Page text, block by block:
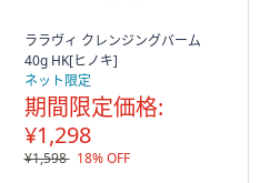
ララヴィ クレンジングバーム
40g HK[ヒノキ]
ネット限定
期間限定価格:
¥1,298
¥1,598 18% OFF